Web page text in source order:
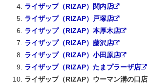
ライザップ（RIZAP）関内店
ライザップ（RIZAP）戸塚店
ライザップ（RIZAP）本厚木店
ライザップ（RIZAP）藤沢店
ライザップ（RIZAP）小田原店
ライザップ（RIZAP）たまプラーザ店
ライザップ（RIZAP）ウーマン溝の口店